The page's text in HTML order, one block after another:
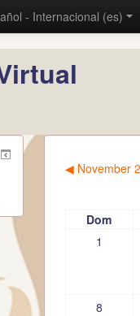
- Internacional (es)
◀︎ November
Dom
1
8